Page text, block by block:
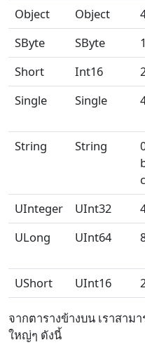
Object
Object
SByte
SByte
Short
Int16
Single
Single
String
String
UInteger UInt32
ULong
UInt64
UShort
UInt16
จากตารางข้างบน เราสา
ใหญ่ๆ ดังนี้